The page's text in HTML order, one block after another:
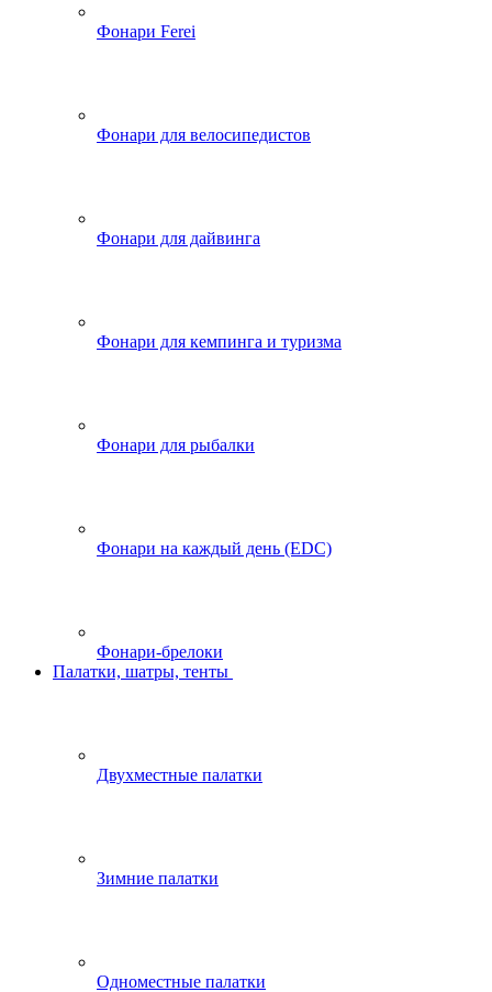
Фонари Ferei
Фонари для велосипедистов
Фонари для дайвинга
Фонари для кемпинга и туризма
Фонари для рыбалки
Фонари на каждый день (EDC)
Фонари-брелоки
Палатки, шатры, тенты
Двухместные палатки
Зимние палатки
Одноместные палатки